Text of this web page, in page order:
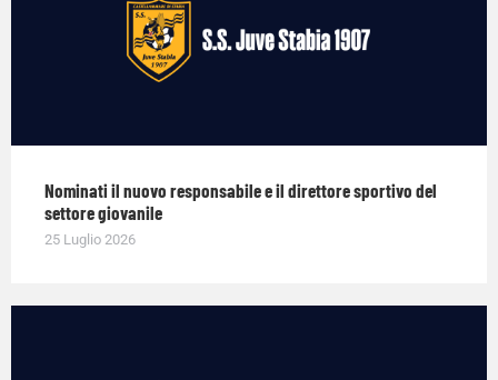
Nominati il nuovo responsabile e il direttore sportivo del
settore giovanile
25 Luglio 2026